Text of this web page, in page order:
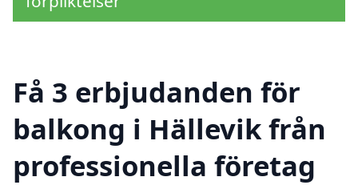
Få 3 erbjudanden för
balkong i Hällevik från
professionella företag